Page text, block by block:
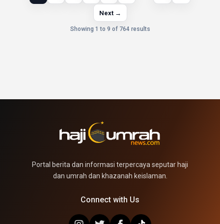
Next →
Showing 1 to 9 of 764 results
Portal berita dan informasi terpercaya seputar haji
dan umrah dan khazanah keislaman.
Connect with Us